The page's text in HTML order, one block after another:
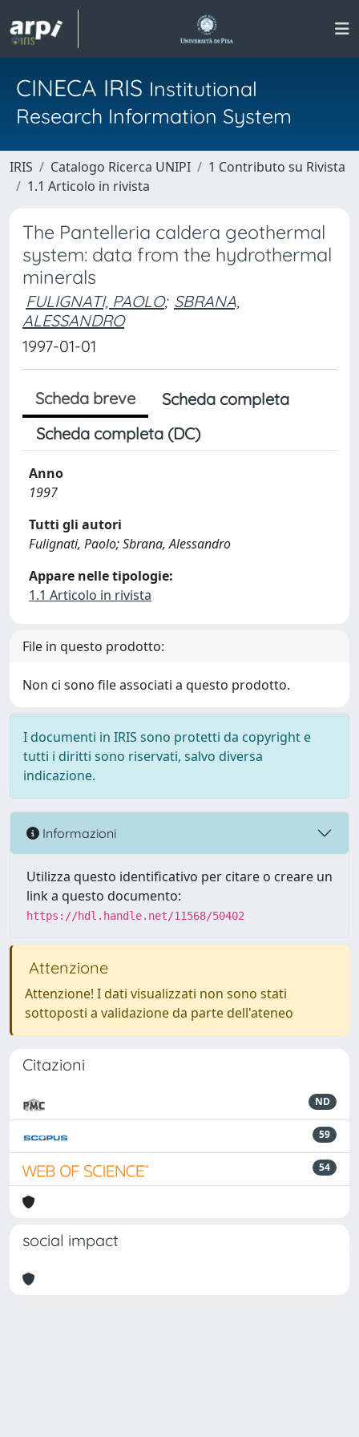
CINECA IRIS Institutional
Research Information System
IRIS Catalogo Ricerca UNIPI
1 Contributo su Rivista
1.1 Articolo in rivista
The Pantelleria caldera geothermal
system: data from the hydrothermal
minerals
FULIGNATI, PAOLO; SBRANA,
ALESSANDRO
1997-01-01
Scheda breve
Scheda completa
Scheda completa (DC)
Anno
1997
Tutti gli autori
Fulignati, Paolo; Sbrana, Alessandro
Appare nelle tipologie:
1.1 Articolo in rivista
File in questo prodotto:
Non ci sono file associati a questo prodotto.
I documenti in IRIS sono protetti da copyright e
tutti i diritti sono riservati, salvo diversa
indicazione.
Informazioni
Utilizza questo identificativo per citare o creare un
link a questo documento:
https://hdl.handle.net/11568/50402
Attenzione
Attenzione! I dati visualizzati non sono stati
sottoposti a validazione da parte dell'ateneo
Citazioni
ND
59
54
social impact